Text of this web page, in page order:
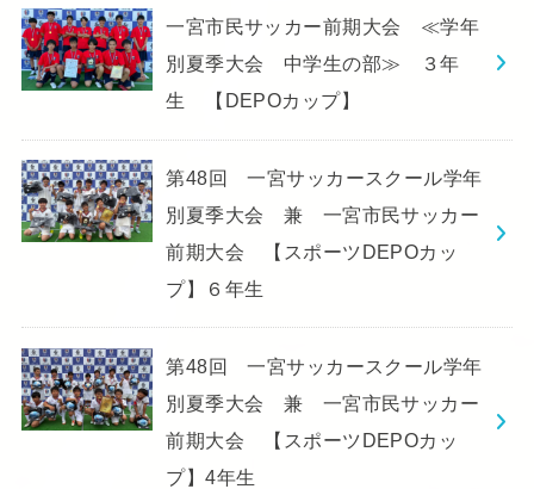
一宮市民サッカー前期大会 ≪学年
別夏季大会 中学生の部≫ ３年
生 【DEPOカップ】
第48回 一宮サッカースクール学年
別夏季大会 兼 一宮市民サッカー
前期大会 【スポーツDEPOカッ
プ】６年生
第48回 一宮サッカースクール学年
別夏季大会 兼 一宮市民サッカー
前期大会 【スポーツDEPOカッ
プ】4年生